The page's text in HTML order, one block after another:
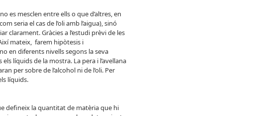
es mesclen entre ells o que d’altres, en
seria el cas de l’oli amb l’aigua), sinó
clarament. Gràcies a l’estudi prèvi de les
mateix, farem hipòtesis i
en diferents nivells segons la seva
líquids de la mostra. La pera i l’avellana
per sobre de l’alcohol ni de l’oli. Per
líquids.
defineix la quantitat de matèria que hi